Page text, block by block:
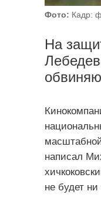
Фото: Кадр:
На
написал
не будет